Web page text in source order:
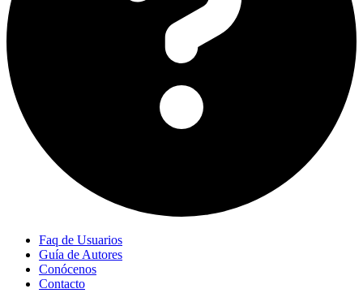
Faq de Usuarios
Guía de Autores
Conócenos
Contacto